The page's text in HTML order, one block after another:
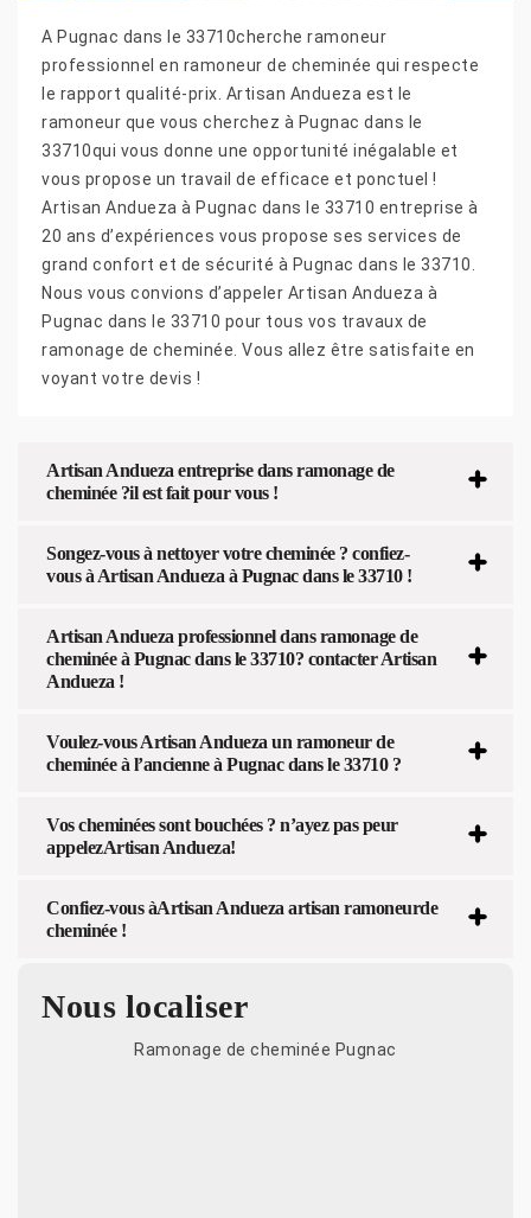
A Pugnac dans le 33710cherche ramoneur
professionnel en ramoneur de cheminée qui respecte
le rapport qualité-prix. Artisan Andueza est le
ramoneur que vous cherchez à Pugnac dans le
33710qui vous donne une opportunité inégalable et
vous propose un travail de efficace et ponctuel !
Artisan Andueza à Pugnac dans le 33710 entreprise à
20 ans d’expériences vous propose ses services de
grand confort et de sécurité à Pugnac dans le 33710.
Nous vous convions d’appeler Artisan Andueza à
Pugnac dans le 33710 pour tous vos travaux de
ramonage de cheminée. Vous allez être satisfaite en
voyant votre devis !
Artisan Andueza entreprise dans ramonage de
cheminée ?il est fait pour vous !
Songez-vous à nettoyer votre cheminée ? confiez-
vous à Artisan Andueza à Pugnac dans le 33710 !
Artisan Andueza professionnel dans ramonage de
cheminée à Pugnac dans le 33710? contacter Artisan
Andueza !
Voulez-vous Artisan Andueza un ramoneur de
cheminée à l’ancienne à Pugnac dans le 33710 ?
Vos cheminées sont bouchées ? n’ayez pas peur
appelezArtisan Andueza!
Confiez-vous àArtisan Andueza artisan ramoneurde
cheminée !
Nous localiser
Ramonage de cheminée Pugnac